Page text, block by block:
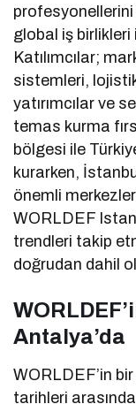
global iş
Katılımcılar;
sistemleri,
yatırımcılar ve
temas kurma
bölgesi ile
kurarken,
önemli
WORLDEF
trendleri takip
doğrudan dahil
Antalya’da
WORLDEF’in
tarihleri